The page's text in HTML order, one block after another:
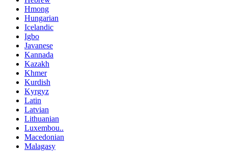
Hmong
Hungarian
Icelandic
Igbo
Javanese
Kannada
Kazakh
Khmer
Kurdish
Kyrgyz
Latin
Latvian
Lithuanian
Luxembou..
Macedonian
Malagasy